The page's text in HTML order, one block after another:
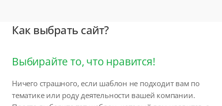
Как выбрать сайт?
Выбирайте то, что нравится!
Ничего страшного, если шаблон не подходит вам по
тематике или роду деятельности вашей компании.